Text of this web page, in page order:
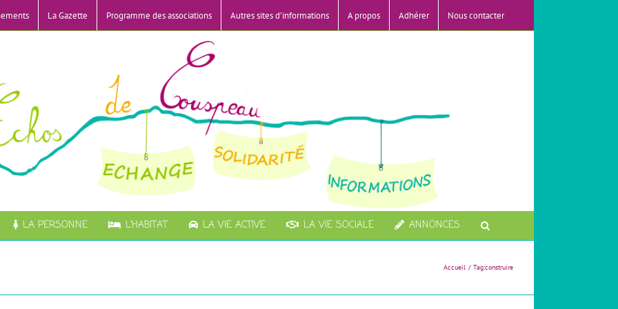
La Gazette Programme des associations Autres sites d’informations A propos Adhérer Nous contacter
LA PERSONNE L’HABITAT LA VIE ACTIVE LA VIE SOCIALE ANNONCES
Accueil Tag:construire